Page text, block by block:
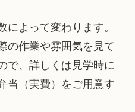
によって変わります。
の作業や雰囲気を見て
で、詳しくは見学時に
当（実費）をご用意す